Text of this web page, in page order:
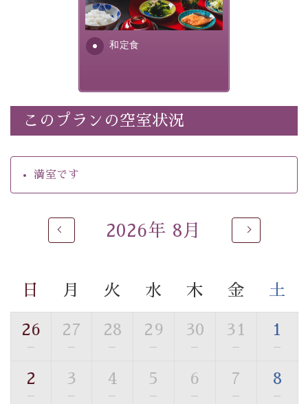
・チェックイン15時、チェックアウト10時
いう昔の暦による料理表現）
・朝食はこだわりの味噌汁をはじめとした和定食
【温泉】
自家源泉「美翠源泉」は酸化の進みが遅く新鮮で若返り
るご入浴をお愉しみください。
■お座敷風呂（大浴場）
す。
■貸切温泉風呂 （40分無料）
眺望はございませんが、源泉掛け流しの温泉の質を楽し
トな空間をお愉しみください。
和定食
ふんだんに取り入れ、安心・
安全を心掛けた長野県産...
このプランの空室状況
満室です
2026年 8月
日 月 火 水 木 金 土
26
—
27
—
28
—
29
—
30
—
31
—
1
—
2
—
3
—
4
—
5
—
6
—
7
—
8
—